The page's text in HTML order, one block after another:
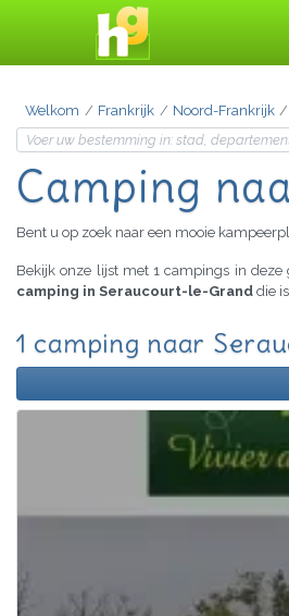
Welkom Frankrijk Noord-Frankrijk
Camping
Bent u op zoek naar een mooie
Bekijk onze lijst met 1 campings in
camping in Seraucourt-le-Grand die
1 camping naar